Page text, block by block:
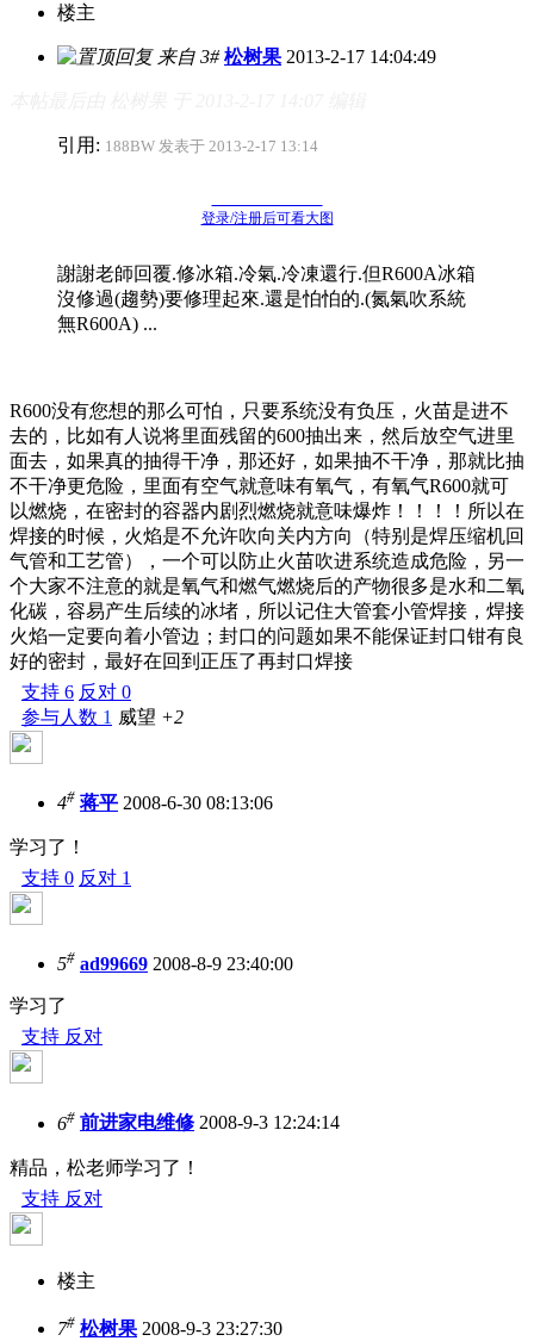
楼主
来自 3# 松树果 2013-2-17 14:04:49
引用: 188BW 发表于 2013-2-17 13:14
登录/注册后可看大图
謝謝老師回覆.修冰箱.冷氣.冷凍還行.但R600A冰箱
沒修過(趨勢)要修理起來.還是怕怕的.(氮氣吹系統
無R600A) ...
R600没有您想的那么可怕，只要系统没有负压，火苗是进不
去的，比如有人说将里面残留的600抽出来，然后放空气进里
面去，如果真的抽得干净，那还好，如果抽不干净，那就比抽
不干净更危险，里面有空气就意味有氧气，有氧气R600就可
以燃烧，在密封的容器内剧烈燃烧就意味爆炸！！！！所以在
焊接的时候，火焰是不允许吹向关内方向（特别是焊压缩机回
气管和工艺管），一个可以防止火苗吹进系统造成危险，另一
个大家不注意的就是氧气和燃气燃烧后的产物很多是水和二氧
化碳，容易产生后续的冰堵，所以记住大管套小管焊接，焊接
火焰一定要向着小管边；封口的问题如果不能保证封口钳有良
好的密封，最好在回到正压了再封口焊接
支持 6 反对 0
参与人数 1 威望 +2
4# 蒋平 2008-6-30 08:13:06
学习了！
支持 0 反对 1
5# ad99669 2008-8-9 23:40:00
学习了
支持 反对
6# 前进家电维修 2008-9-3 12:24:14
精品，松老师学习了！
支持 反对
楼主
7# 松树果 2008-9-3 23:27:30